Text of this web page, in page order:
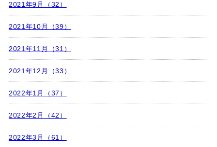
2021年9月（32）
2021年10月（39）
2021年11月（31）
2021年12月（33）
2022年1月（37）
2022年2月（42）
2022年3月（61）